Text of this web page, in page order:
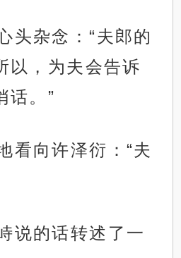
头杂念：“夫郎的
以，为夫会告诉
话。”
看向许泽衍：“夫
说的话转述了一